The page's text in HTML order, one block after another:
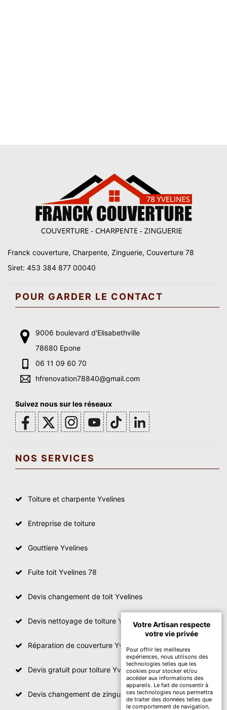
Franck couverture, Charpente, Zinguerie, Couverture 78
Siret: 453 384 877 00040
POUR GARDER LE CONTACT
9006 boulevard d'Elisabethville
78680 Epone
06 11 09 60 70
hfrenovation78840@gmail.com
Suivez nous sur les réseaux
NOS SERVICES
Toiture et charpente Yvelines
Entreprise de toiture
Gouttiere Yvelines
Fuite toit Yvelines 78
Devis changement de toit Yvelines
Devis nettoyage de toiture Yvelines
Réparation de couverture Yvelines
Devis gratuit pour toiture Yvelines
Devis changement de zinguerie Yvelines
Votre Artisan respecte
votre vie privée
Pour offrir les meilleures
expériences, nous utilisons des
technologies telles que les
cookies pour stocker et/ou
accéder aux informations des
appareils. Le fait de consentir à
ces technologies nous permettra
de traiter des données telles que
le comportement de navigation.